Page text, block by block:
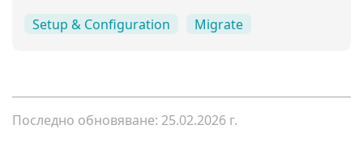
Setup & Configuration Migrate
Последно обновяване: 25.02.2026 г.